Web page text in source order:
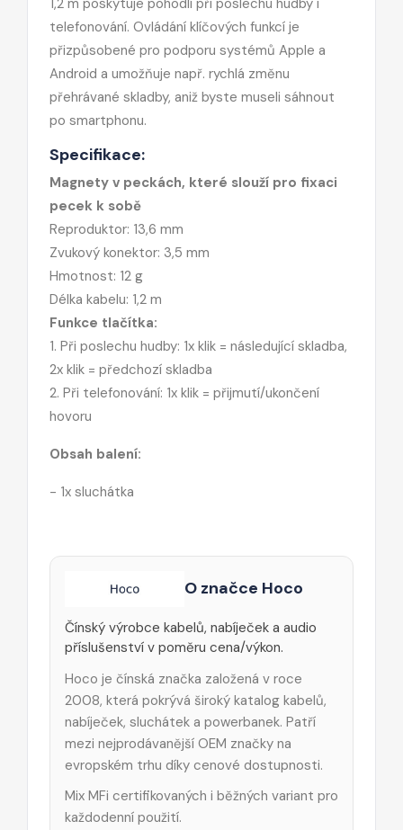
telefonování. Ovládání klíčových funkcí je
přizpůsobené pro podporu systémů Apple a
Android a umožňuje např. rychlá změnu
přehrávané skladby, aniž byste museli sáhnout
po smartphonu.
Specifikace:
Magnety v peckách, které slouží pro fixaci
pecek k sobě
Reproduktor: 13,6 mm
Zvukový konektor: 3,5 mm
Hmotnost: 12 g
Délka kabelu: 1,2 m
Funkce tlačítka:
1. Při poslechu hudby: 1x klik = následující skladba,
2x klik = předchozí skladba
2. Při telefonování: 1x klik = přijmutí/ukončení
hovoru
Obsah balení:
- 1x sluchátka
O značce Hoco
Čínský výrobce kabelů, nabíječek a audio
příslušenství v poměru cena/výkon.
Hoco je čínská značka založená v roce
2008, která pokrývá široký katalog kabelů,
nabíječek, sluchátek a powerbanek. Patří
mezi nejprodávanější OEM značky na
evropském trhu díky cenové dostupnosti.
Mix MFi certifikovaných i běžných variant pro
každodenní použití.